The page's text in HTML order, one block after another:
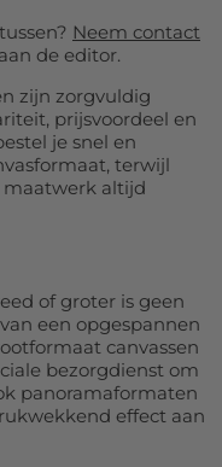
Neem contact
de editor.
zijn zorgvuldig
prijsvoordeel en
je snel en
terwijl
maatwerk altijd
of groter is geen
een opgespannen
canvassen
bezorgdienst om
panoramaformaten
effect aan